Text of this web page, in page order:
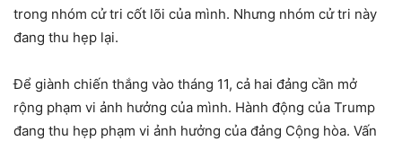
trong nhóm cử tri cốt lõi của mình. Nhưng nhóm cử tri này
đang thu hẹp lại.
Để giành chiến thắng vào tháng 11, cả hai đảng cần mở
rộng phạm vi ảnh hưởng của mình. Hành động của Trump
đang thu hẹp phạm vi ảnh hưởng của đảng Cộng hòa. Vấn